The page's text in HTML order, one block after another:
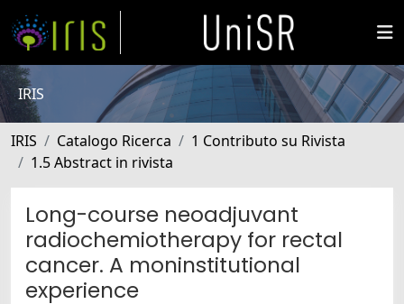
IRIS
IRIS Catalogo Ricerca
1 Contributo su Rivista
1.5 Abstract in rivista
Long-course neoadjuvant
radiochemiotherapy for rectal
cancer. A moninstitutional
experience